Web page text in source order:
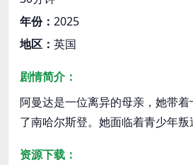
年份： 2025
地区： 英国
剧情简介：
阿曼达是一位离异的母亲，她带
了南哈尔斯登。她面临着青少年
资源下载：